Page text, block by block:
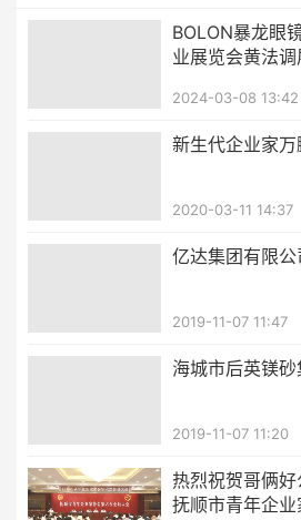
BOLON暴龙眼
业展览会黄法
2024-03-08 13:42
新生代企业家万
2020-03-11 14:37
亿达集团有限
2019-11-07 11:47
海城市后英镁
2019-11-07 11:20
热烈祝贺哥俩
抚顺市青年企业